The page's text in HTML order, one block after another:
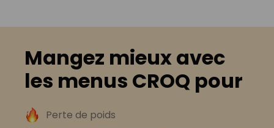
Mangez mieux avec
les menus CROQ pour
Perte de poids